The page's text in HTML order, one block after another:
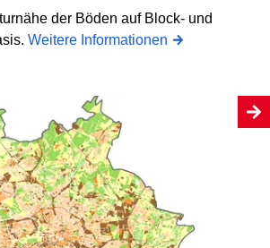
der Böden auf Block- und
Weitere Informationen